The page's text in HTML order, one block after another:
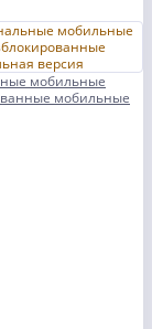
мобильные
мобильные